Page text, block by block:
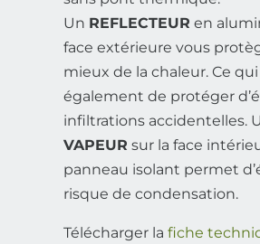
Un REFLECTEUR en
face extérieure vous
mieux de la chaleur. Ce
également de protéger
infiltrations accidentelles.
VAPEUR sur la face
panneau isolant permet
risque de condensation.
Télécharger la fiche